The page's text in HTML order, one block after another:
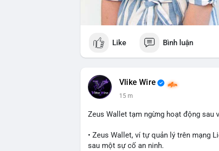
Like Bình luận
Vlike Wire
15 m
Zeus Wallet tạm ngừng hoạt động sau
• Zeus Wallet, ví tự quản lý trên mạng
sau một sự cố an ninh.